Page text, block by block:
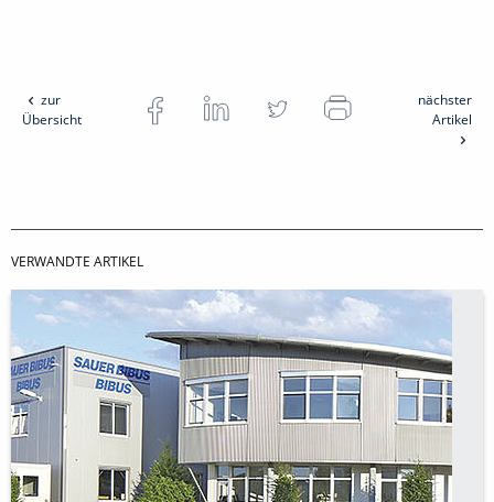
zur
Übersicht
nächster
Artikel
VERWANDTE ARTIKEL